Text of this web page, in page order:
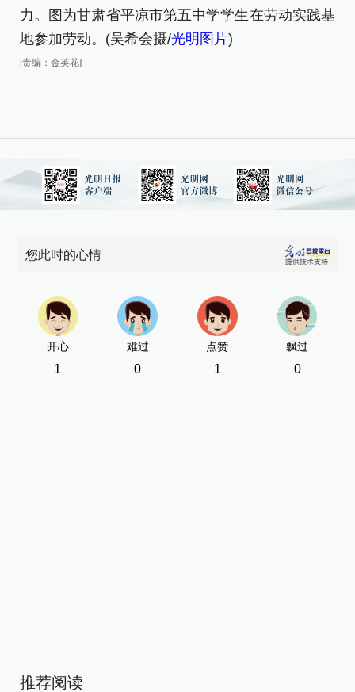
力。图为甘肃省平凉市第五中学学生在劳动实践基
地参加劳动。(吴希会摄/光明图片)
[责编：金英花]
您此时的心情
开心
1
难过
0
点赞
1
飘过
0
推荐阅读